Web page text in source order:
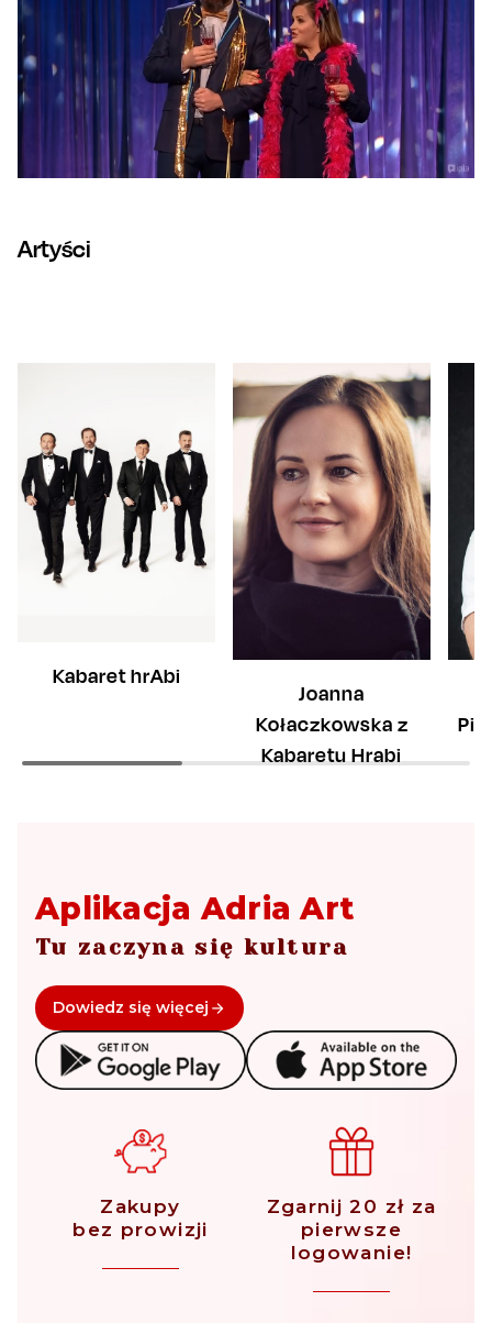
Artyści
Kabaret hrAbi
Joanna
Kołaczkowska z
Kabaretu Hrabi
Aplikacja Adria Art
Tu zaczyna się kultura
Dowiedz się więcej
Zakupy
bez prowizji
Zgarnij 20 zł za
pierwsze
logowanie!